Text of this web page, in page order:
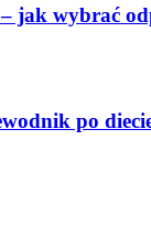
jak wybrać
po